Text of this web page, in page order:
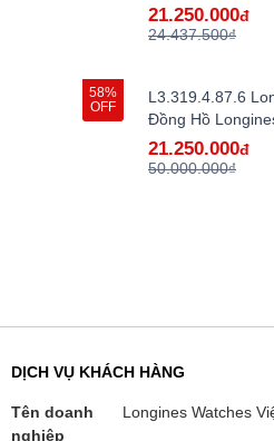
21.250.000đ
24.437.500₫
58%
OFF
L3.319.4.87.6
Đồng Hồ
21.250.000đ
50.000.000₫
DỊCH VỤ KHÁCH HÀNG
Tên doanh
nghiệp
Longines Watches